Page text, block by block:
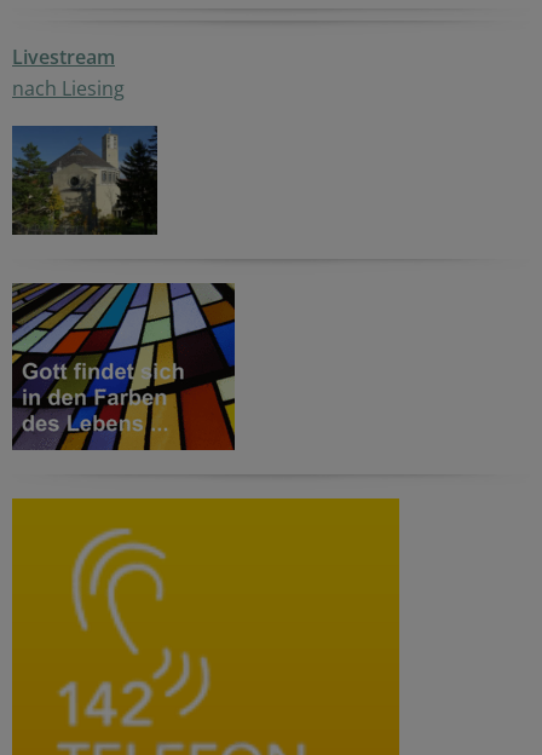
Livestream
nach Liesing